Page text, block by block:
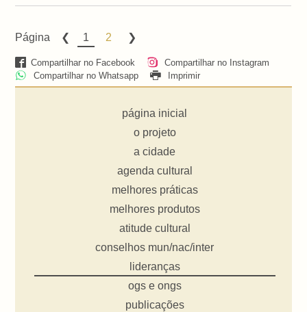
Página 1 2
Compartilhar no Facebook
Compartilhar no Instagram
Compartilhar no Whatsapp
Imprimir
página inicial
o projeto
a cidade
agenda cultural
melhores práticas
melhores produtos
atitude cultural
conselhos mun/nac/inter
lideranças
ogs e ongs
publicações